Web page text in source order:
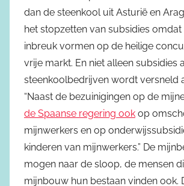
dan de steenkool uit Asturië en
het stopzetten van subsidies omdat
inbreuk vormen op de heilige
vrije markt. En niet alleen subsidies
steenkoolbedrijven wordt versneld
“Naast de bezuinigingen op de
de Spaanse regering ook op
mijnwerkers en op
kinderen van mijnwerkers.” De
mogen naar de sloop, de mensen
mijnbouw hun bestaan vinden ook.